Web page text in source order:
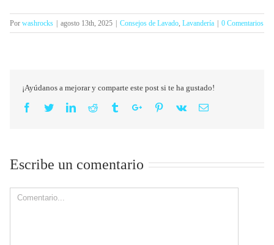
Por washrocks | agosto 13th, 2025 | Consejos de Lavado Lavandería | 0 Comentarios
¡Ayúdanos a mejorar y comparte este post si te ha gustado!
Facebook
TwitterLinkedinReddit TumblrGoogle+Pinterest
Vk Email
Escribe un comentario
Comment